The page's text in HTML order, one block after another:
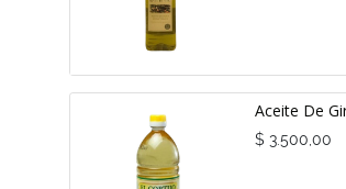
Aceite De
$ 3.500,00